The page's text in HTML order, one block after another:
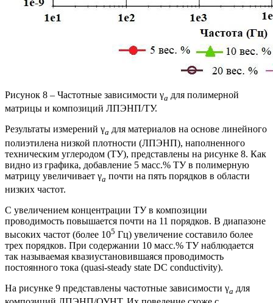
Рисунок 8 – Частотные зависимости γa для полимерной
матрицы и композиций ЛПЭНП/ТУ.
Результаты измерений γa для материалов на основе линейного
полиэтилена низкой плотности (ЛПЭНП), наполненного
техническим углеродом (ТУ), представлены на рисунке 8. Как
видно из графика, добавление 5 масс.% ТУ в полимерную
матрицу увеличивает γa почти на пять порядков в области
низких частот.
С увеличением концентрации ТУ в композиции
проводимость повышается почти на 11 порядков. В диапазоне
высоких частот (более 105 Гц) увеличение составило более
трех порядков. При содержании 10 масс.% ТУ наблюдается
так называемая квазиустановившаяся проводимость
постоянного тока (quasi-steady state DC conductivity).
На рисунке 9 представлены частотные зависимости γa для